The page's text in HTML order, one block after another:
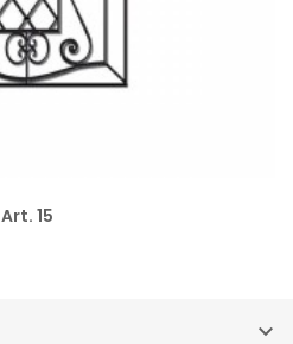
Art. 15
